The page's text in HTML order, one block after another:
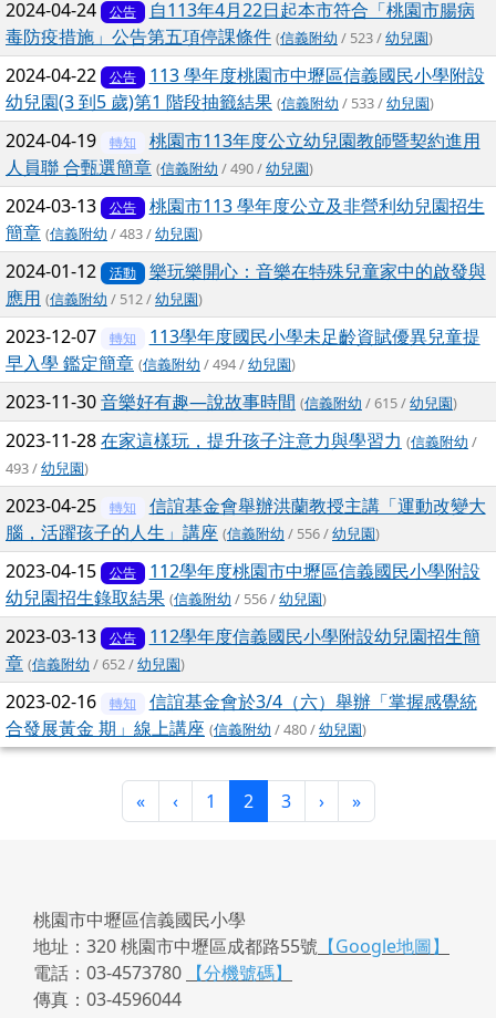
2024-04-24 公告
自113年4月22日起本市符合「桃園市腸病
毒防疫措施」公告第五項停課條件 (信義附幼 / 523 /幼兒園)
2024-04-22 公告
113 學年度桃園市中壢區信義國民小學附設
幼兒園(3 到5 歲)第1 階段抽籤結果 (信義附幼 / 533 /幼兒園)
2024-04-19 轉知
桃園市113年度公立幼兒園教師暨契約進用
人員聯 合甄選簡章 (信義附幼 / 490 /幼兒園)
2024-03-13 公告
桃園市113 學年度公立及非營利幼兒園招生
簡章 (信義附幼 / 483 /幼兒園)
2024-01-12 活動
樂玩樂開心：音樂在特殊兒童家中的啟發與
應用 (信義附幼 / 512 /幼兒園)
2023-12-07 轉知
113學年度國民小學未足齡資賦優異兒童提
早入學 鑑定簡章 (信義附幼 / 494 /幼兒園)
2023-11-30音樂好有趣—說故事時間 (信義附幼 / 615 /幼兒園)
2023-11-28在家這樣玩，提升孩子注意力與學習力 (信義附幼 /
493 /幼兒園)
2023-04-25 轉知
信誼基金會舉辦洪蘭教授主講「運動改變大
腦，活躍孩子的人生」講座 (信義附幼 / 556 /幼兒園)
2023-04-15 公告
112學年度桃園市中壢區信義國民小學附設
幼兒園招生錄取結果 (信義附幼 / 556 /幼兒園)
2023-03-13 公告
112學年度信義國民小學附設幼兒園招生簡
章 (信義附幼 / 652 /幼兒園)
2023-02-16 轉知
信誼基金會於3/4（六）舉辦「掌握感覺統
合發展黃金 期」線上講座 (信義附幼 / 480 /幼兒園)
«第一頁
‹上一頁
1 2(目前頁次)
3 ›下一頁
»最後頁
桃園市中壢區信義國民小學
地址：320 桃園市中壢區成都路55號 【Google地圖】
電話：03-4573780
【分機號碼】
傳真：03-4596044